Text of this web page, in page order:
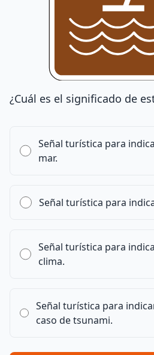
¿Cuál es el significado de
Señal turística para
mar.
Señal turística para
Señal turística para
clima.
Señal turística para
caso de tsunami.